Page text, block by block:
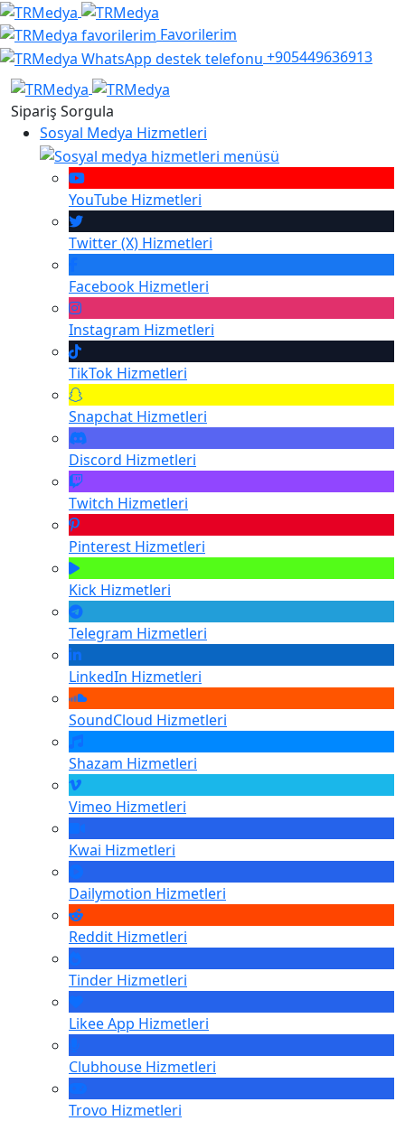
Favorilerim
+905449636913
Sipariş Sorgula
Sosyal Medya Hizmetleri
YouTube Hizmetleri
Twitter (X) Hizmetleri
Facebook Hizmetleri
Instagram Hizmetleri
TikTok Hizmetleri
Snapchat Hizmetleri
Discord Hizmetleri
Twitch Hizmetleri
Pinterest Hizmetleri
Kick Hizmetleri
Telegram Hizmetleri
LinkedIn Hizmetleri
SoundCloud Hizmetleri
Shazam Hizmetleri
Vimeo Hizmetleri
Kwai Hizmetleri
Dailymotion Hizmetleri
Reddit Hizmetleri
Tinder Hizmetleri
Likee App Hizmetleri
Clubhouse Hizmetleri
Trovo Hizmetleri